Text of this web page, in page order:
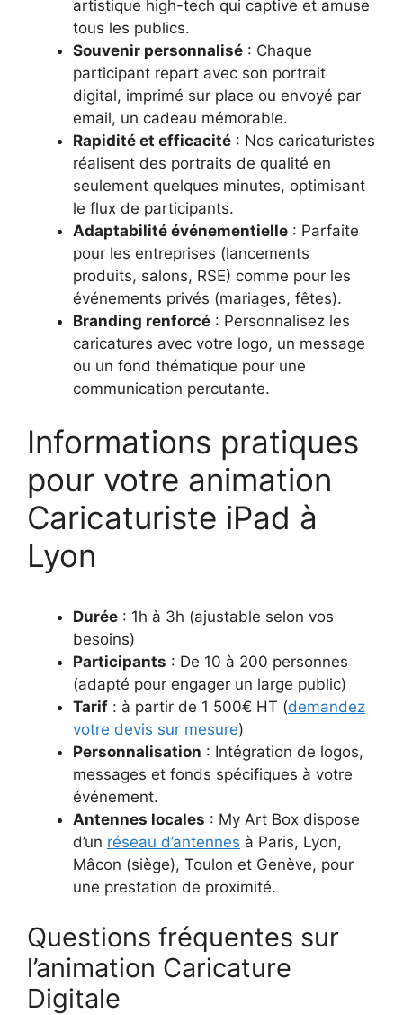
artistique high-tech qui captive et amuse
tous les publics.
Souvenir personnalisé : Chaque
participant repart avec son portrait
digital, imprimé sur place ou envoyé par
email, un cadeau mémorable.
Rapidité et efficacité : Nos caricaturistes
réalisent des portraits de qualité en
seulement quelques minutes, optimisant
le flux de participants.
Adaptabilité événementielle : Parfaite
pour les entreprises (lancements
produits, salons, RSE) comme pour les
événements privés (mariages, fêtes).
Branding renforcé : Personnalisez les
caricatures avec votre logo, un message
ou un fond thématique pour une
communication percutante.
Informations pratiques
pour votre animation
Caricaturiste iPad à
Lyon
Durée : 1h à 3h (ajustable selon vos
besoins)
Participants : De 10 à 200 personnes
(adapté pour engager un large public)
Tarif : à partir de 1 500€ HT (demandez
votre devis sur mesure)
Personnalisation : Intégration de logos,
messages et fonds spécifiques à votre
événement.
Antennes locales : My Art Box dispose
d’un réseau d’antennes à Paris, Lyon,
Mâcon (siège), Toulon et Genève, pour
une prestation de proximité.
Questions fréquentes sur
l’animation Caricature
Digitale